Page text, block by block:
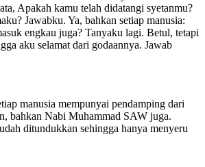
Apakah kamu telah didatangi syetanmu?
Jawabku. Ya, bahkan setiap manusia:
engkau juga? Tanyaku lagi. Betul, tetapi
aku selamat dari godaannya. Jawab
manusia mempunyai pendamping dari
bahkan Nabi Muhammad SAW juga.
ditundukkan sehingga hanya menyeru